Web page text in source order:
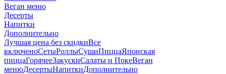
Веган меню
Десерты
Напитки
Дополнительно
Лучшая цена без скидкиВсе
включеноСетыРоллыСушиПиццаЯпонская
пиццаГорячееЗакускиСалаты и ПокеВеган
менюДесертыНапиткиДополнительно